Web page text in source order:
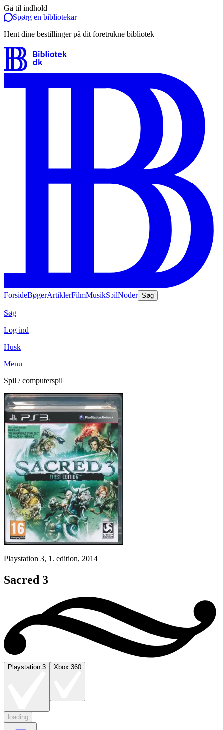
Gå til indhold
Spørg en bibliotekar
Hent dine bestillinger på dit foretrukne bibliotek
ForsideBøgerArtiklerFilmMusikSpilNoder Søg
Søg
Log ind
Husk
Menu
Spil / computerspil
Playstation 3, 1. edition, 2014
Sacred 3
Playstation 3 Xbox 360
loading